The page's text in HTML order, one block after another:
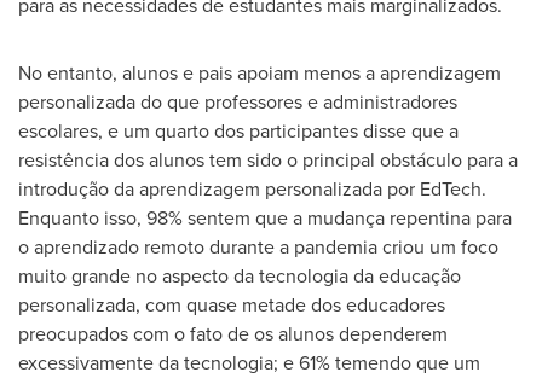
No entanto, alunos e pais apoiam menos a aprendizagem
personalizada do que professores e administradores
escolares, e um quarto dos participantes disse que a
resistência dos alunos tem sido o principal obstáculo para a
introdução da aprendizagem personalizada por EdTech.
Enquanto isso, 98% sentem que a mudança repentina para
o aprendizado remoto durante a pandemia criou um foco
muito grande no aspecto da tecnologia da educação
personalizada, com quase metade dos educadores
preocupados com o fato de os alunos dependerem
excessivamente da tecnologia; e 61% temendo que um